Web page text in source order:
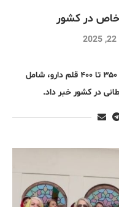
در کشور
عضو کمیسیون بهداشت و درمان، از کمبود ۳۵۰ تا ۴۰۰ قلم دارو، شامل
در کشور خبر داد.